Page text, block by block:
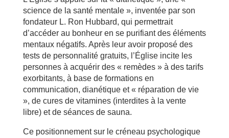
science de la santé mentale », inventée par son
fondateur L. Ron Hubbard, qui permettrait
d’accéder au bonheur en se purifiant des éléments
mentaux négatifs. Après leur avoir proposé des
tests de personnalité gratuits, l’Église incite les
personnes à acquérir des « remèdes » à des tarifs
exorbitants, à base de formations en
communication, diané­tique et « réparation de vie
», de cures de vitamines (interdites à la vente
libre) et de séances de sauna.
Ce positionnement sur le créneau psychologique